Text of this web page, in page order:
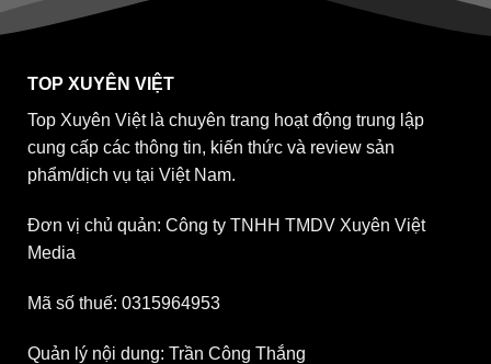
TOP XUYÊN VIỆT
Top Xuyên Việt là chuyên trang hoạt động trung lập
cung cấp các thông tin, kiến thức và review sản
phẩm/dịch vụ tại Việt Nam.
Đơn vị chủ quản: Công ty TNHH TMDV Xuyên Việt
Media
Mã số thuế: 0315964953
Quản lý nội dung: Trần Công Thắng